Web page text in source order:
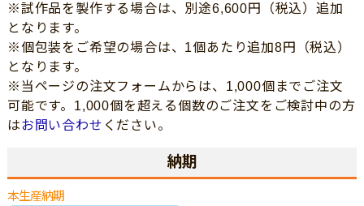
※試作品を製作する場合は、別途6,600円（税込）追加
となります。
※個包装をご希望の場合は、1個あたり追加8円（税込）
となります。
※当ページの注文フォームからは、1,000個までご注文
可能です。1,000個を超える個数のご注文をご検討中の方
はお問い合わせ ください。
納期
本生産納期